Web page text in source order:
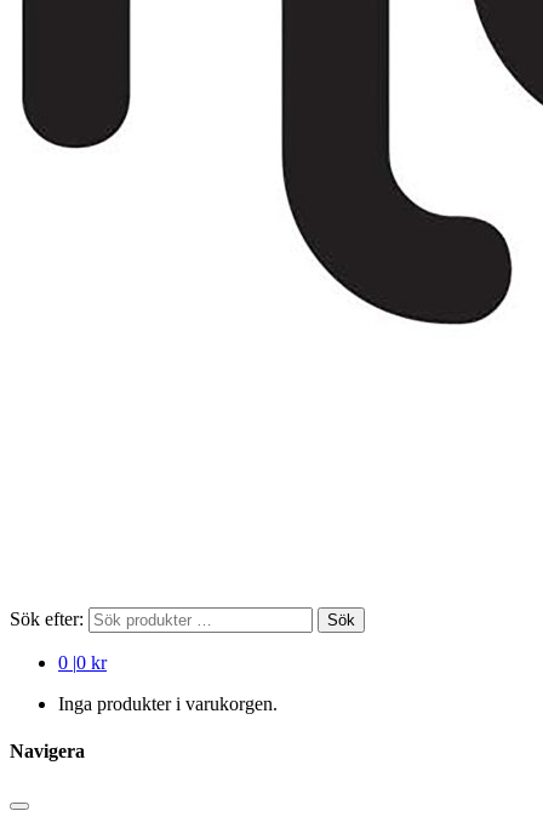
Sök efter: Sök
0 |0 kr
Inga produkter i varukorgen.
Navigera